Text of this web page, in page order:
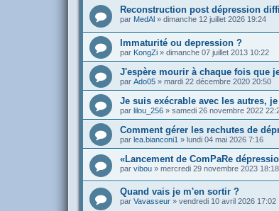
Reconstruction post dépression
par MedAl » dimanche 12 juillet 2026 19:24
Immaturité ou depression ?
par KongZi » dimanche 07 juillet 2013 10:22
J'espère mourir à chaque fois que
par Ado05 » mardi 22 décembre 2020 20:50
Je suis exécrable avec les autres,
par lilou_256 » samedi 26 novembre 2022
Comment gérer les rechutes de
par lea.bianconi1 » lundi 04 mai 2026 7:16
«Lancement de ComPaRe
par vibou » mercredi 29 novembre 2023 18:18
Quand vais je m'en sortir ?
par Vavasseur » vendredi 10 avril 2026 17:02